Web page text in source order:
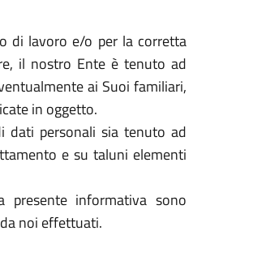
di lavoro e/o per la corretta
il nostro Ente è tenuto ad
ai Suoi familiari,
in oggetto.
dati personali sia tenuto ad
e su taluni elementi
presente informativa sono
noi effettuati.